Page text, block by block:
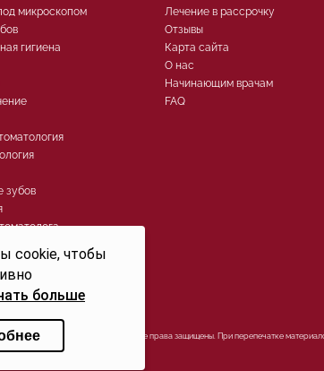
микроскопом
гигиена
зубов
Лечение в рассрочку
Отзывы
Карта сайта
О нас
Начинающим врачам
FAQ
действует до 30.07.2032г. Все права защищены. При перепечатке
cookie, чтобы
больше